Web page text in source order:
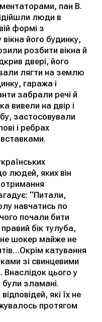
пан В.
люди в
формі з
його будинку,
розбити вікна й
двері, його
лягти на землю
гаража і
забрали речі й
вивели на двір і
застосовували
і ребрах
людей, яких він
“Питали,
навчатись по
почали бити
бік тулуба,
шокер майже не
катування
зі свинцевими
Внаслідок цього у
зламані.
які їх не
протягом